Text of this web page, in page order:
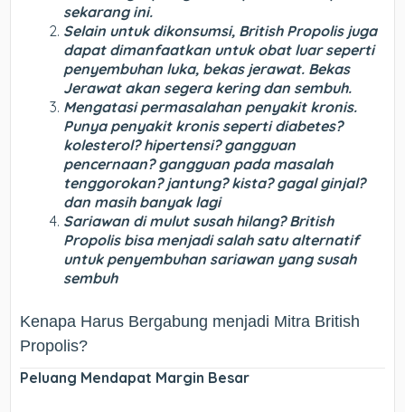
sekarang ini.
Selain untuk dikonsumsi, British Propolis juga
dapat dimanfaatkan untuk obat luar seperti
penyembuhan luka, bekas jerawat. Bekas
Jerawat akan segera kering dan sembuh.
Mengatasi permasalahan penyakit kronis.
Punya penyakit kronis seperti diabetes?
kolesterol? hipertensi? gangguan
pencernaan? gangguan pada masalah
tenggorokan? jantung? kista? gagal ginjal?
dan masih banyak lagi
Sariawan di mulut susah hilang? British
Propolis bisa menjadi salah satu alternatif
untuk penyembuhan sariawan yang susah
sembuh
Kenapa Harus Bergabung menjadi Mitra British
Propolis?
Peluang Mendapat Margin Besar